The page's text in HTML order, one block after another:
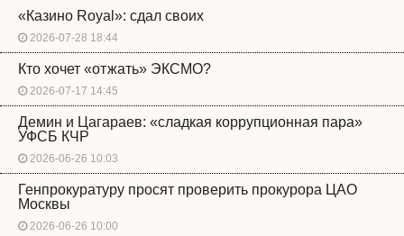
«Казино Royal»: сдал своих
2026-07-28 18:44
Кто хочет «отжать» ЭКСМО?
2026-07-17 14:45
Демин и Цагараев: «сладкая коррупционная пара»
УФСБ КЧР
2026-06-26 10:03
Генпрокуратуру просят проверить прокурора ЦАО
Москвы
2026-06-26 10:00